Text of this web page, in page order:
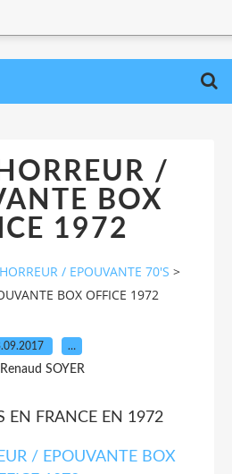
/
BOX
1972
HORREUR / EPOUVANTE 70'S >
BOX OFFICE 1972
…
SOYER
EN FRANCE EN 1972